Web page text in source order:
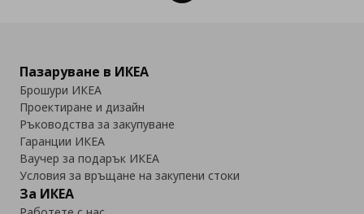
Пазаруване в ИКЕА
Брошури ИКЕА
Проектиране и дизайн
Ръководства за закупуване
Гаранции ИКЕА
Ваучер за подарък ИКЕА
Условия за връщане на закупени стоки
За ИКЕА